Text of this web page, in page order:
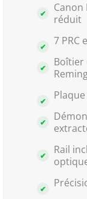
Canon
réduit
7 PRC
Boîtier
Rail